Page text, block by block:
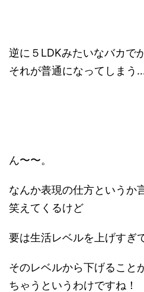
逆に５LDKみたいなバカで
それが普通になってしまう…
ん〜〜。
なんか表現の仕方というか
笑えてくるけど
要は生活レベルを上げすぎ
そのレベルから下げること
ちゃうというわけですね！